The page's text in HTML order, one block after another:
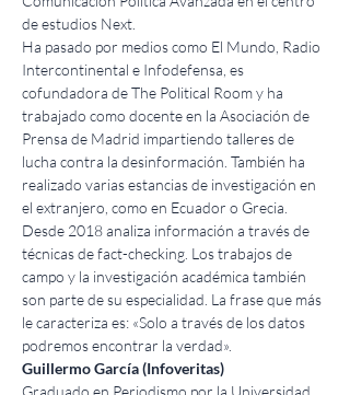
de estudios Next.
Ha pasado por medios como El Mundo, Radio
Intercontinental e Infodefensa, es
cofundadora de The Political Room y ha
trabajado como docente en la Asociación de
Prensa de Madrid impartiendo talleres de
lucha contra la desinformación. También ha
realizado varias estancias de investigación en
el extranjero, como en Ecuador o Grecia.
Desde 2018 analiza información a través de
técnicas de fact-checking. Los trabajos de
campo y la investigación académica también
son parte de su especialidad. La frase que más
le caracteriza es: «Solo a través de los datos
podremos encontrar la verdad».
Guillermo García (Infoveritas)
Graduado en Periodismo por la Universidad